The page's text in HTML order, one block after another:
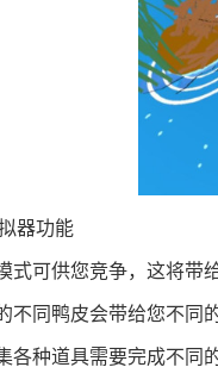
器功能
式可供您竞争，这将带
不同鸭皮会带给您不同
各种道具需要完成不同